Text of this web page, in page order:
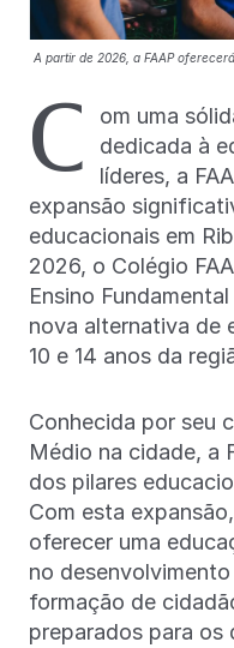
A partir de 2026, a FAAP
C
om uma
dedicada à
líderes, a
expansão
educacionais em
2026, o Colégio
Ensino
nova alternativa de
10 e 14 anos da
Conhecida por seu
Médio na cidade, a
dos pilares
Com esta
oferecer uma
no
formação de
preparados para